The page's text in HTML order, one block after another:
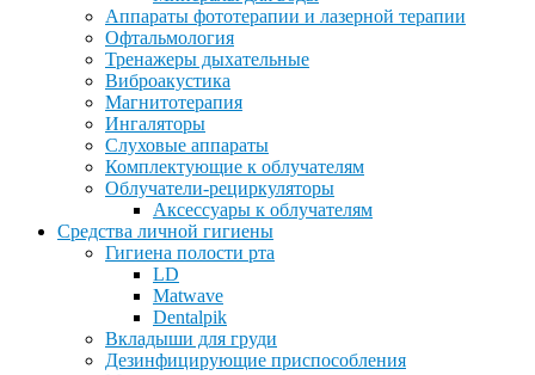
Аппараты фототерапии и лазерной терапии
Офтальмология
Тренажеры дыхательные
Виброакустика
Магнитотерапия
Ингаляторы
Слуховые аппараты
Комплектующие к облучателям
Облучатели-рециркуляторы
Аксессуары к облучателям
Средства личной гигиены
Гигиена полости рта
LD
Matwave
Dentalpik
Вкладыши для груди
Дезинфицирующие приспособления